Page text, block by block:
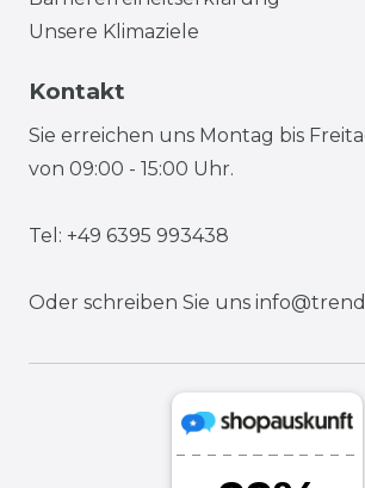
Unsere Klimaziele
Kontakt
Sie erreichen uns Montag bis
von 09:00 - 15:00 Uhr.
Tel: +49 6395 993438
Oder schreiben Sie uns